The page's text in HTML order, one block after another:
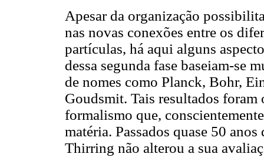
Apesar da organização
nas novas conexões entre os
partículas, há aqui alguns
dessa segunda fase baseiam-se
de nomes como Planck, Bohr,
Goudsmit. Tais resultados
formalismo que,
matéria. Passados quase 50
Thirring não alterou a sua